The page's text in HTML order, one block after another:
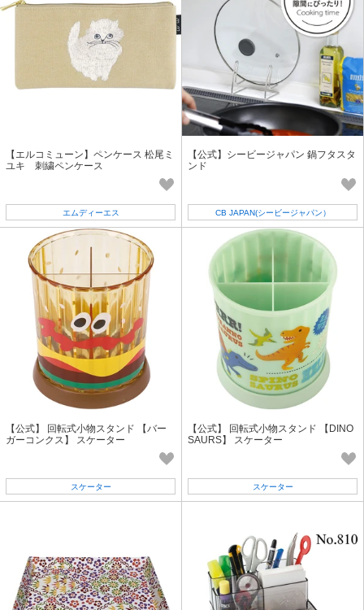
【エルコミューン】ペンケース 松尾ミ
ユキ 刺繍ペンケース
エムディーエス
【公式】シービージャパン 鍋フタスタ
ンド
CB JAPAN(シービージャパン）
【公式】 回転式小物スタンド 【バー
ガーコンクス】 スケーター
スケーター
【公式】 回転式小物スタンド 【DINO
SAURS】 スケーター
スケーター